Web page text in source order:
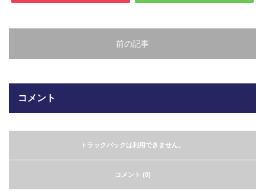
前の記事
コメント
トラックバックは利用できません。
コメント (0)
カビこんばいカタログ（PDF）
MFライニングカタログ（PDF）
ガラスクロスHT-FLカタログ（PDF）
2022.6.10